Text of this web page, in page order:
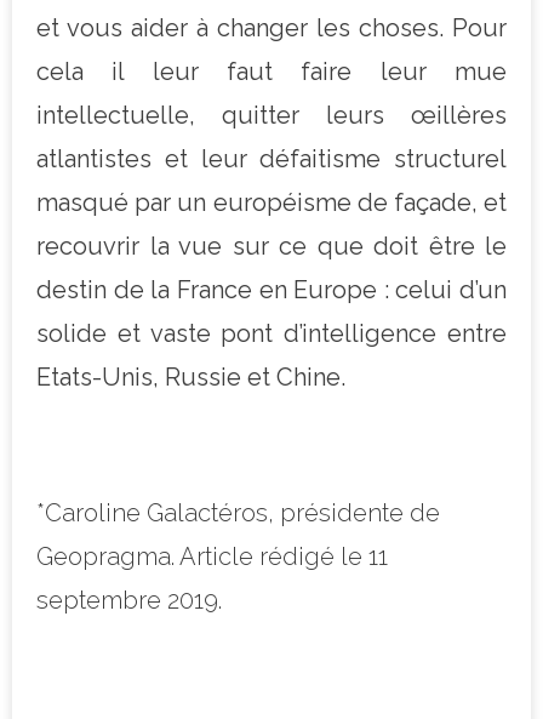
et vous aider à changer les choses. Pour
cela il leur faut faire leur mue
intellectuelle, quitter leurs œillères
atlantistes et leur défaitisme structurel
masqué par un européisme de façade, et
recouvrir la vue sur ce que doit être le
destin de la France en Europe : celui d’un
solide et vaste pont d’intelligence entre
Etats-Unis, Russie et Chine.
*Caroline Galactéros, présidente de
Geopragma. Article rédigé le 11
septembre 2019.